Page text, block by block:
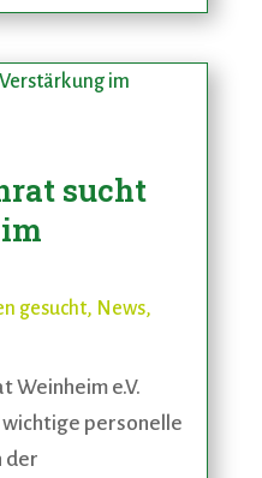
sucht
gesucht, News,
Weinheim e.V.
personelle
der